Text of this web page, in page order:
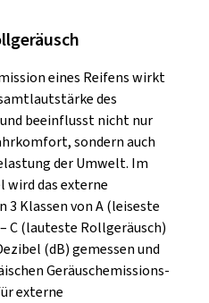
eines Reifens wirkt
des
und beeinflusst nicht nur
sondern auch
der Umwelt. Im
wird das externe
3 Klassen von A (leiseste
C (lauteste Rollgeräusch)
(dB) gemessen und
Geräuschemissions-
externe